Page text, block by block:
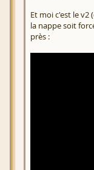
Et moi c'est le
la nappe soit
près :